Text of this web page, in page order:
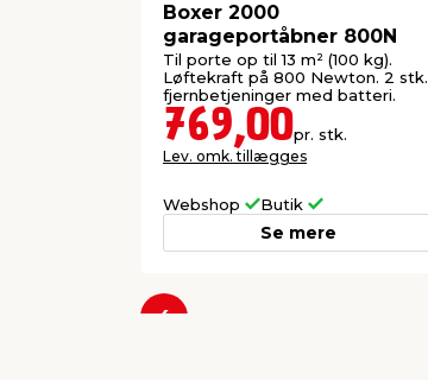
Boxer 2000
garageportåbner 800N
Til porte op til 13 m² (100 kg).
Løftekraft på 800 Newton. 2 stk.
fjernbetjeninger med batteri.
769,00pr. stk.
Lev. omk. tillægges
Webshop Butik
Se mere